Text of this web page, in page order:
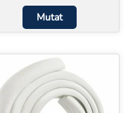
Mutat